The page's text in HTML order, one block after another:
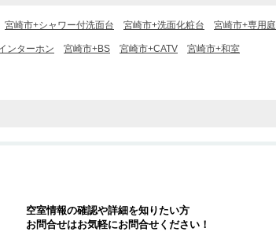
宮崎市+シャワー付洗面台 宮崎市+洗面化粧台 宮崎市+専用庭
ンターホン 宮崎市+BS 宮崎市+CATV 宮崎市+和室
空室情報の確認や詳細を知りたい方
お問合せはお気軽にお問合せください！